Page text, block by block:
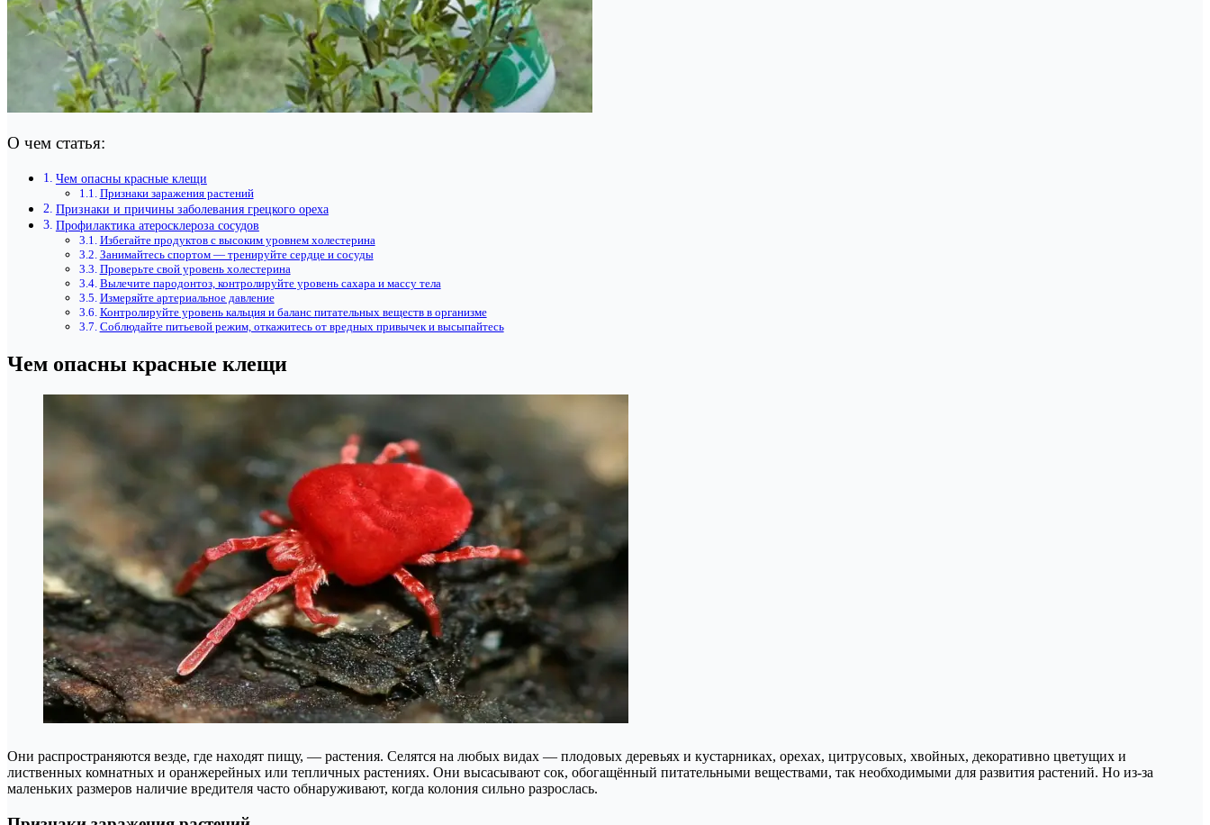
О чем статья:
Чем опасны красные клещи
Признаки заражения растений
Признаки и причины заболевания грецкого ореха
Профилактика атеросклероза сосудов
Избегайте продуктов с высоким уровнем холестерина
Занимайтесь спортом — тренируйте сердце и сосуды
Проверьте свой уровень холестерина
Вылечите пародонтоз, контролируйте уровень сахара и массу тела
Измеряйте артериальное давление
Контролируйте уровень кальция и баланс питательных веществ в организме
Соблюдайте питьевой режим, откажитесь от вредных привычек и высыпайтесь
Чем опасны красные клещи
Они распространяются везде, где находят пищу, — растения. Селятся на любых видах — плодовых деревьях и кустарниках, орехах, цитрусовых, хвойных, декоративно цветущих и
лиственных комнатных и оранжерейных или тепличных растениях. Они высасывают сок, обогащённый питательными веществами, так необходимыми для развития растений. Но из-за
маленьких размеров наличие вредителя часто обнаруживают, когда колония сильно разрослась.